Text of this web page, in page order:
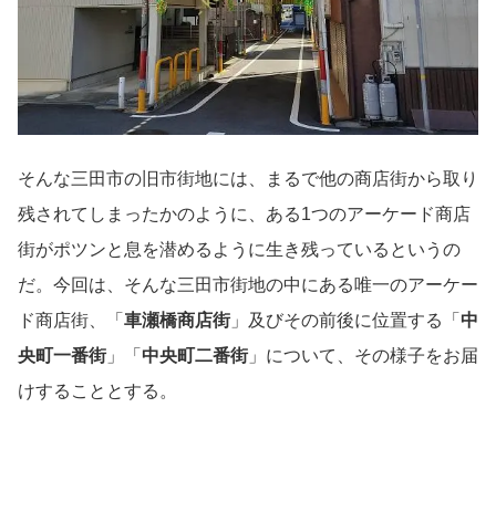
そんな三田市の旧市街地には、まるで他の商店街から取り
残されてしまったかのように、ある1つのアーケード商店
街がポツンと息を潜めるように生き残っているというの
だ。今回は、そんな三田市街地の中にある唯一のアーケー
ド商店街、「 車瀬橋商店街」及びその前後に位置する「 中
央町一番街」「 中央町二番街」について、その様子をお届
けすることとする。